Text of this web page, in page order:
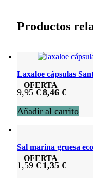
Productos
OFERTA
Laxaloe cápsulas
9,95€El
original
8,46 €El
actual
Añadir al carrito
OFERTA
Sal marina gruesa
1,59€El
1,35 €El